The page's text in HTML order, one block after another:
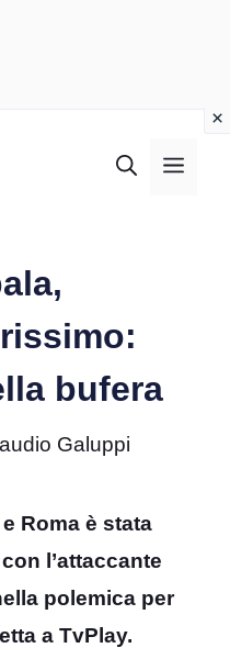
bufera
Galuppi
Roma è stata
l’attaccante
polemica per
a TvPlay.